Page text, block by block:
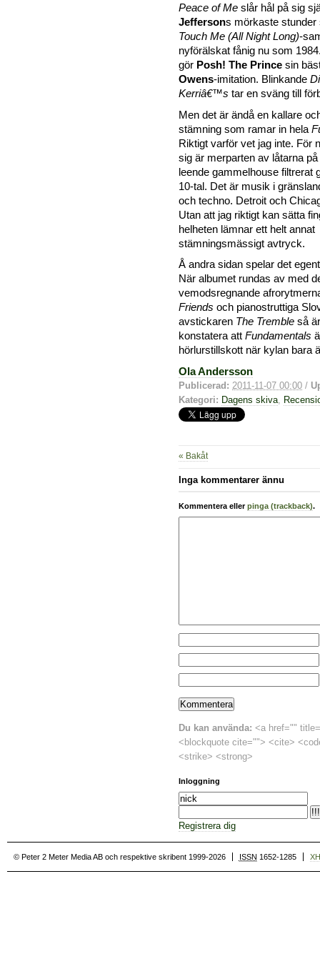
Peace of Me slår hål på sig
Jeffersons mörkaste stunder
Touch Me (All Night Long)-
nyförälskat fånig nu som
gör Posh! The Prince sin
Owens-imitation. Blinkande
Kerriâ€™s tar en sväng till
Men det är ändå en kallare
stämning som ramar in hela
Riktigt varför vet jag inte. För
sig är merparten av låtarna
leende gammelhouse filtrerat
10-tal. Det är musik i
och techno. Detroit och
Utan att jag riktigt kan sätta
helheten lämnar ett helt annat
stämningsmässigt avtryck.
Å andra sidan spelar det
När albumet rundas av med
vemodsregnande
Friends och pianostruttiga
avstickaren The Tremble så
konstatera att Fundamentals
hörlurstillskott när kylan bara
Ola Andersson
Publicerad: 2011-11-07 00:00 /
Kategori: Dagens skiva,
« Bakåt
Inga kommentarer ännu
Kommentera ellerpinga (trackback).
Du kan använda: <a href=""
<blockquote cite=""> <cite>
<strike> <strong>
Inloggning
Registrera dig
© Peter 2 Meter Media AB och respektive skribent 1999-2026 ISSN 1652-1285